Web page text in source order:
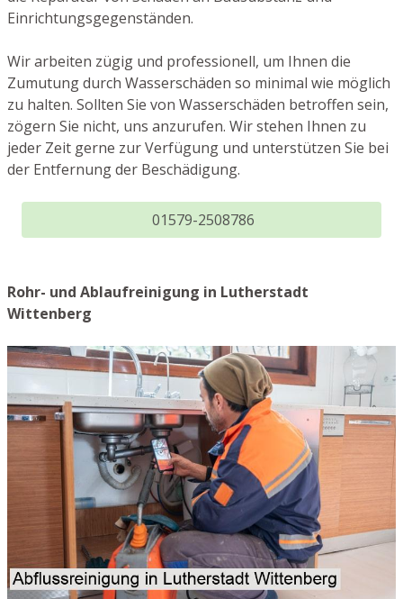
Einrichtungsgegenständen.
Wir arbeiten zügig und professionell, um Ihnen die
Zumutung durch Wasserschäden so minimal wie möglich
zu halten. Sollten Sie von Wasserschäden betroffen sein,
zögern Sie nicht, uns anzurufen. Wir stehen Ihnen zu
jeder Zeit gerne zur Verfügung und unterstützen Sie bei
der Entfernung der Beschädigung.
01579-2508786
Rohr- und Ablaufreinigung in Lutherstadt
Wittenberg